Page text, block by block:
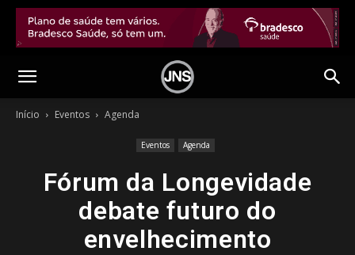
Início Eventos Agenda
Eventos Agenda
Fórum da Longevidade
debate futuro do
envelhecimento